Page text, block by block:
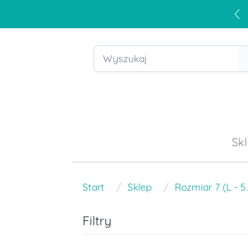
Start Sklep Rozmiar 7 (L -
Filtry